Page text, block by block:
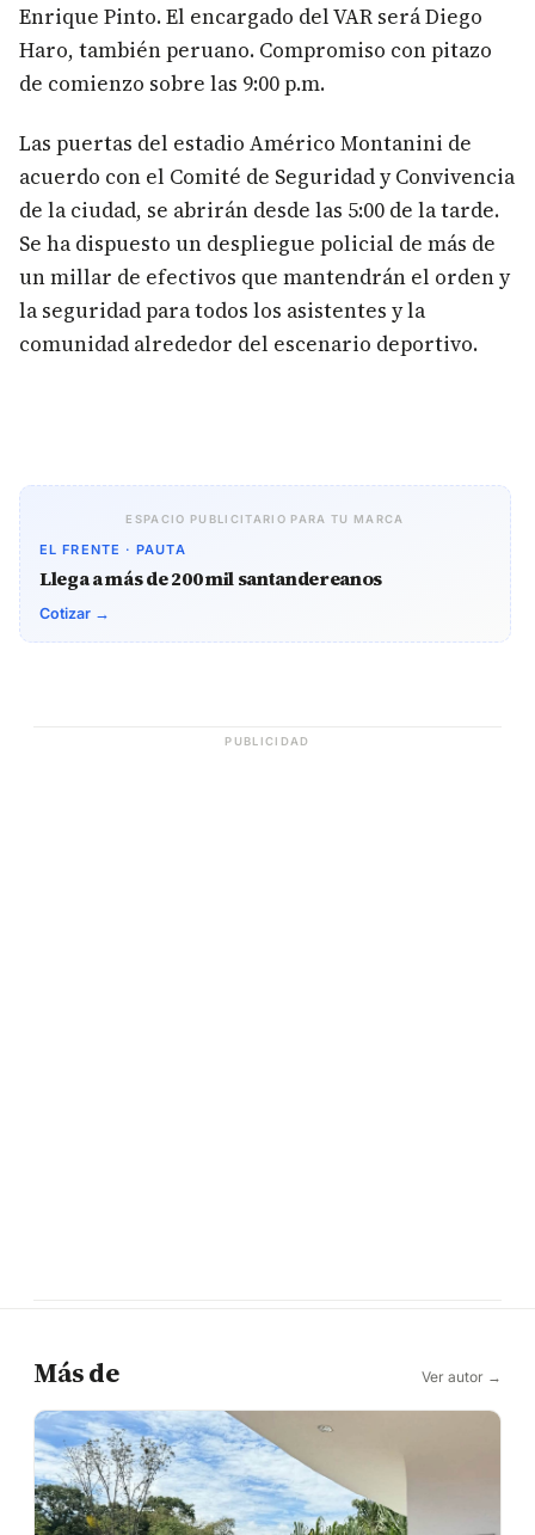
Enrique Pinto. El encargado del VAR será Diego
Haro, también peruano. Compromiso con pitazo
de comienzo sobre las 9:00 p.m.
Las puertas del estadio Américo Montanini de
acuerdo con el Comité de Seguridad y Convivencia
de la ciudad, se abrirán desde las 5:00 de la tarde.
Se ha dispuesto un despliegue policial de más de
un millar de efectivos que mantendrán el orden y
la seguridad para todos los asistentes y la
comunidad alrededor del escenario deportivo.
ESPACIO PUBLICITARIO PARA TU MARCA
EL FRENTE · PAUTA
Llega a más de 200 mil santandereanos
Cotizar →
PUBLICIDAD
Más de Ver autor →